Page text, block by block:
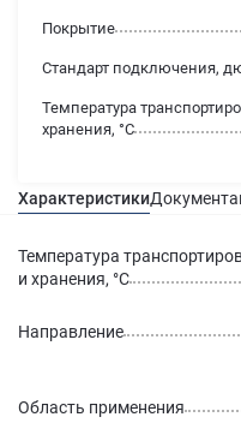
Температура
хранения, °С
Покрытие
Стандарт подключения,
Характеристики
Температура
и хранения, °С
Направление
Область применения